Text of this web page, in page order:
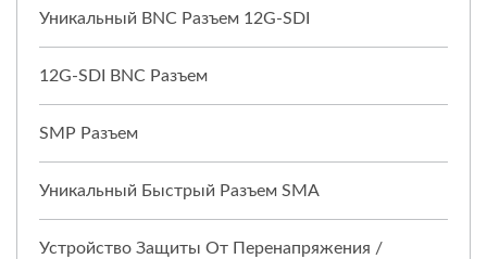
Уникальный BNC Разъем 12G-SDI
12G-SDI BNC Разъем
SMP Разъем
Уникальный Быстрый Разъем SMA
Устройство Защиты От Перенапряжения /